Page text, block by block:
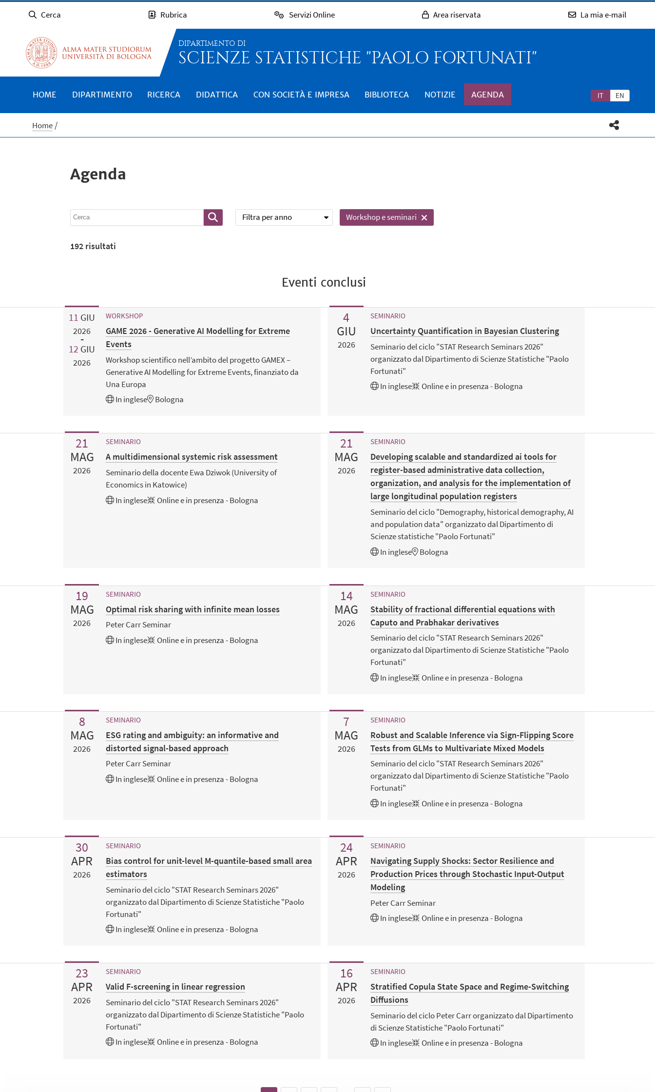
Cerca Rubrica Servizi Online Area riservata La mia e-mail
DIPARTIMENTO DI
SCIENZE STATISTICHE "PAOLO FORTUNATI"
IT EN
HOME DIPARTIMENTO RICERCA DIDATTICA CON SOCIETÀ E IMPRESA BIBLIOTECA NOTIZIE AGENDA
Home
Agenda
Filtra per anno Workshop e seminari
192 risultati
Eventi conclusi
11 GIU
2026
12 GIU
2026
WORKSHOP
GAME 2026 - Generative AI Modelling for Extreme
Events
Workshop scientifico nell’ambito del progetto GAMEX –
Generative AI Modelling for Extreme Events, finanziato da
Una Europa
In inglese Bologna
4
GIU
2026
SEMINARIO
Uncertainty Quantification in Bayesian Clustering
Seminario del ciclo "STAT Research Seminars 2026"
organizzato dal Dipartimento di Scienze Statistiche "Paolo
Fortunati"
In inglese Online e in presenza - Bologna
21
MAG
2026
SEMINARIO
A multidimensional systemic risk assessment
Seminario della docente Ewa Dziwok (University of
Economics in Katowice)
In inglese Online e in presenza - Bologna
21
MAG
2026
SEMINARIO
Developing scalable and standardized ai tools for
register-based administrative data collection,
organization, and analysis for the implementation of
large longitudinal population registers
Seminario del ciclo "Demography, historical demography, AI
and population data" organizzato dal Dipartimento di
Scienze statistiche "Paolo Fortunati"
In inglese Bologna
19
MAG
2026
SEMINARIO
Optimal risk sharing with infinite mean losses
Peter Carr Seminar
In inglese Online e in presenza - Bologna
14
MAG
2026
SEMINARIO
Stability of fractional differential equations with
Caputo and Prabhakar derivatives
Seminario del ciclo "STAT Research Seminars 2026"
organizzato dal Dipartimento di Scienze Statistiche "Paolo
Fortunati"
In inglese Online e in presenza - Bologna
8
MAG
2026
SEMINARIO
ESG rating and ambiguity: an informative and
distorted signal-based approach
Peter Carr Seminar
In inglese Online e in presenza - Bologna
7
MAG
2026
SEMINARIO
Robust and Scalable Inference via Sign-Flipping Score
Tests from GLMs to Multivariate Mixed Models
Seminario del ciclo "STAT Research Seminars 2026"
organizzato dal Dipartimento di Scienze Statistiche "Paolo
Fortunati"
In inglese Online e in presenza - Bologna
30
APR
2026
SEMINARIO
Bias control for unit-level M-quantile-based small area
estimators
Seminario del ciclo "STAT Research Seminars 2026"
organizzato dal Dipartimento di Scienze Statistiche "Paolo
Fortunati"
In inglese Online e in presenza - Bologna
24
APR
2026
SEMINARIO
Navigating Supply Shocks: Sector Resilience and
Production Prices through Stochastic Input-Output
Modeling
Peter Carr Seminar
In inglese Online e in presenza - Bologna
23
APR
2026
SEMINARIO
Valid F-screening in linear regression
Seminario del ciclo "STAT Research Seminars 2026"
organizzato dal Dipartimento di Scienze Statistiche "Paolo
Fortunati"
In inglese Online e in presenza - Bologna
16
APR
2026
SEMINARIO
Stratified Copula State Space and Regime-Switching
Diffusions
Seminario del ciclo Peter Carr organizzato dal Dipartimento
di Scienze Statistiche "Paolo Fortunati"
In inglese Online e in presenza - Bologna